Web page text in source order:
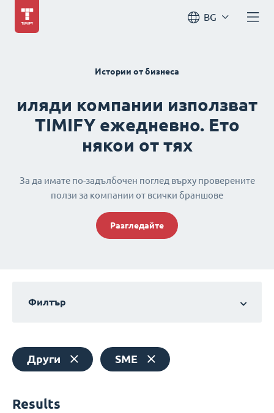
BG
Истории от бизнеса
иляди компании използват
TIMIFY ежедневно. Ето
някои от тях
За да имате по-задълбочен поглед върху проверените
ползи за компании от всички браншове
Разгледайте
Филтър
Други SME
Results